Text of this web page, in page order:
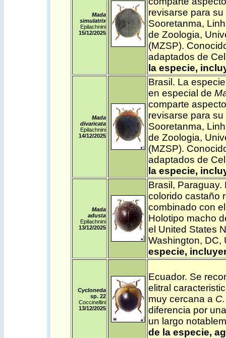
Mada
simulatrix
Epilachnini
15/12/2025
revisarse para
Sooretanma,
de Zoologia,
(MZSP).
adaptados de
la especie,
Mada
divaricata
Epilachnini
14/12/2025
Brasil . La
en especial de
comparte
revisarse para
Sooretanma,
de Zoologia,
(MZSP).
adaptados de
la especie,
Mada
adusta
Epilachnini
13/12/2025
Brasil , Paraguay.
colorido castaño
combinado con
Holotipo macho
el United States
Washington, DC,
especie,
Cycloneda
sp. 22
Coccinellini
13/12/2025
Ecuador. Se
elitral
muy cercana a
diferencia por
un largo
de la especie,